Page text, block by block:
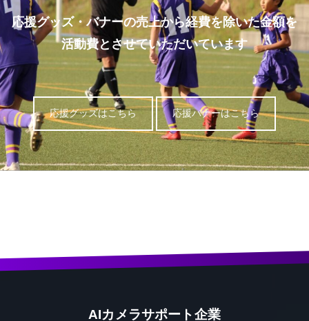
応援グッズ・バナーの売上から経費を除いた金額を
活動費とさせていただいています
応援グッズはこちら 応援バナーはこちら
AIカメラサポート企業